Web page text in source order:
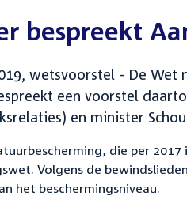
bespreekt
wetsvoorstel - De Wet
een voorstel
en minister
die per
Volgens de
het beschermingsniveau.